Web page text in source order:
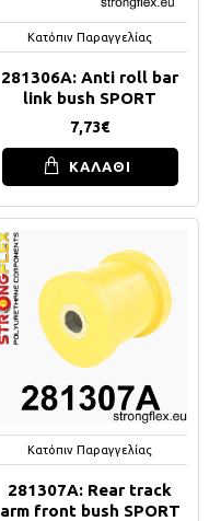
Κατόπιν Παραγγελίας
281306A: Anti roll bar
link bush SPORT
7,73€
ΚΑΛΑΘΙ
Κατόπιν Παραγγελίας
281307A: Rear track
arm front bush SPORT